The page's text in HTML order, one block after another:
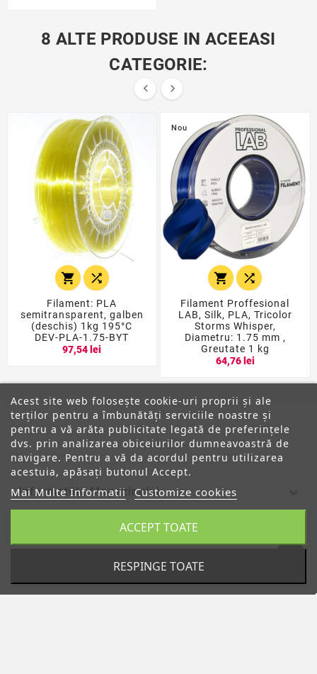
8 ALTE PRODUSE IN ACEEASI
CATEGORIE:
 
 
Filament: PLA
semitransparent, galben
(deschis) 1kg 195°C
DEV-PLA-1.75-BYT
97,54 lei
Nou
 
Filament Proffesional
LAB, Silk, PLA, Tricolor
Storms Whisper,
Diametru: 1.75 mm ,
Greutate 1 kg
64,76 lei
ANPC
Informatiile Magazinului
Acest site web folosește cookie-uri proprii și ale
terților pentru a îmbunătăți serviciile noastre și
pentru a vă arăta publicitate legată de preferințele
dvs. prin analizarea obiceiurilor dumneavoastră de
navigare. Pentru a vă da acordul pentru utilizarea
acestuia, apăsați butonul Accept.
Mai Multe Informatii Customize cookies
RESPINGE TOATE
ACCEPT TOATE